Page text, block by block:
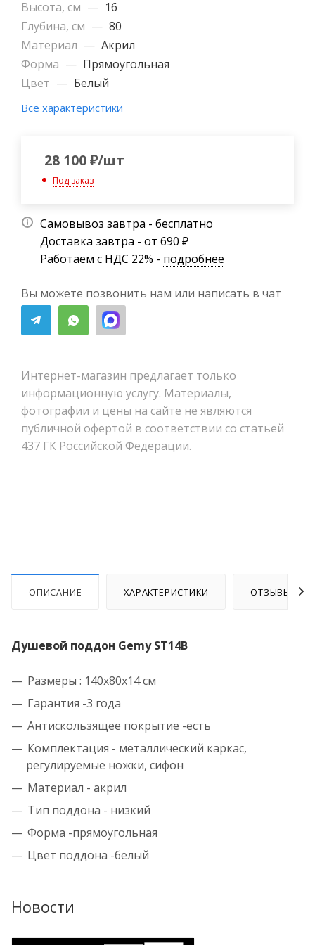
Высота, см — 16
Глубина, см — 80
Материал — Акрил
Форма — Прямоугольная
Цвет — Белый
Все характеристики
28 100₽/шт
Под заказ
Самовывоз завтра - бесплатно
Доставка завтра - от 690 ₽
Работаем с НДС 22% - подробнее
Вы можете позвонить нам или написать в чат
Интернет-магазин предлагает только
информационную услугу. Материалы,
фотографии и цены на сайте не являются
публичной офертой в соответствии со статьей
437 ГК Российской Федерации.
ОПИСАНИЕ ХАРАКТЕРИСТИКИ ОТЗЫВЫ
Душевой поддон Gemy ST14B
Размеры : 140х80х14 см
Гарантия -3 года
Антискользящее покрытие -есть
Комплектация - металлический каркас,
регулируемые ножки, сифон
Материал - акрил
Тип поддона - низкий
Форма -прямоугольная
Цвет поддона -белый
Новости